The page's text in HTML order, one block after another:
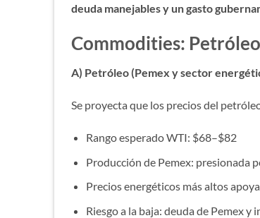
deuda manejables y un gasto
Commodities:
A) Petróleo (Pemex y sector
Se proyecta que los precios del
Rango esperado WTI: $68–$82
Producción de Pemex: presionada
Precios energéticos más altos
Riesgo a la baja: deuda de Pemex y